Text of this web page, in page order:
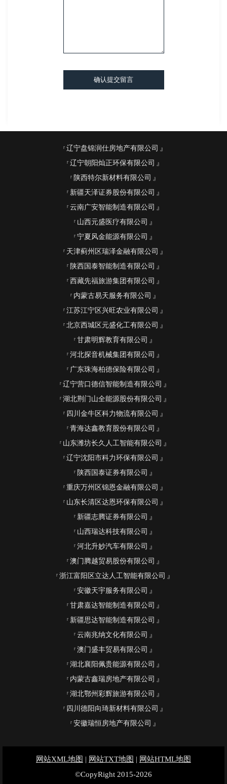
确认提交留言
辽宁盘锦润仕房地产有限公司
辽宁朝阳灿正环保有限公司
陕西特尔新材料有限公司
新疆天泽证券股份有限公司
云南广安智能制造有限公司
山西元盛医疗有限公司
宁夏风金能源有限公司
天津蓟州区瑞泽金融有限公司
陕西国泰智能制造有限公司
西藏先福旅游集团有限公司
内蒙古易天服务有限公司
江苏江宁区兴旺农业有限公司
北京西城区元盛化工有限公司
甘肃明辉教育有限公司
河北探音机械集团有限公司
广东珠海柏德保险有限公司
辽宁营口德信智能制造有限公司
湖北荆门山全能源股份有限公司
四川金牛区科力物流有限公司
青海达鑫教育股份有限公司
山东潍坊长久人工智能有限公司
辽宁沈阳市科力环保有限公司
陕西国泰证券有限公司
重庆万州区锦恩金融有限公司
山东长清区达恩环保有限公司
新疆志腾证券有限公司
山西瑞达科技有限公司
河北升妙汽车有限公司
澳门腾越贸易股份有限公司
浙江富阳区立达人工智能有限公司
安徽天宇服务有限公司
甘肃嘉达智能制造有限公司
新疆思达智能制造有限公司
云南兆纳文化有限公司
澳门盛丰贸易有限公司
湖北襄阳佩贵能源有限公司
内蒙古鑫瑞房地产有限公司
湖北鄂州彩辉旅游有限公司
四川德阳向琦新材料有限公司
安徽瑞恒房地产有限公司
网站XML地图 | 网站TXT地图 | 网站HTML地图
©CopyRight 2015-2026